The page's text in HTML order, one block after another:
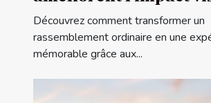
événements
Découvrez comment transformer un
rassemblement ordinaire en une
mémorable grâce aux...